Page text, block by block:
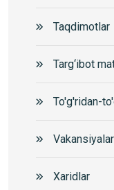
Taqdimotlar
Targ‘ibot
To'g'ridan-
Vakansiyalar
Xaridlar